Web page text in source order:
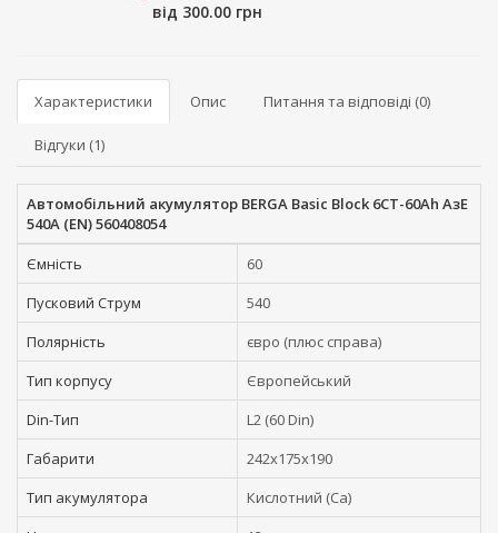
від 300.00 грн
Характеристики Опис Питання та відповіді (0)
Відгуки (1)
Автомобільний акумулятор BERGA Basic Block 6СТ-60Ah АзЕ
540A (EN) 560408054
Ємність
60
Пусковий Струм
540
Полярність
євро (плюс справа)
Тип корпусу
Європейський
Din-Тип
L2 (60 Din)
Габарити
242x175x190
Тип акумулятора
Кислотний (Ca)